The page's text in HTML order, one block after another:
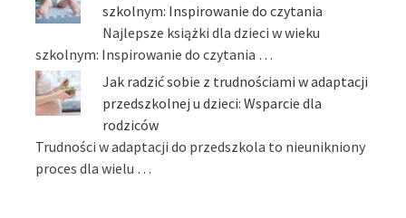
szkolnym: Inspirowanie do czytania
Najlepsze książki dla dzieci w wieku
szkolnym: Inspirowanie do czytania …
Jak radzić sobie z trudnościami w adaptacji
przedszkolnej u dzieci: Wsparcie dla
rodziców
Trudności w adaptacji do przedszkola to nieunikniony
proces dla wielu …